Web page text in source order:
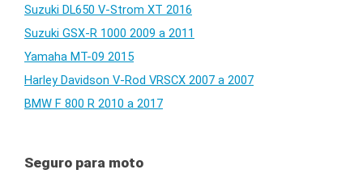
Suzuki DL650 V-Strom XT 2016
Suzuki GSX-R 1000 2009 a 2011
Yamaha MT-09 2015
Harley Davidson V-Rod VRSCX 2007 a 2007
BMW F 800 R 2010 a 2017
Seguro para moto